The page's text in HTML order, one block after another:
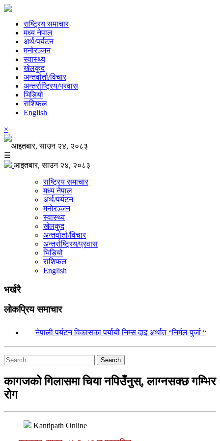
राष्ट्रिय समाचार
मध्य नेपाल
अर्थ/पर्यटन
मनोरञ्जन
स्वास्थ्य
खेलकुद
अन्तर्वार्ता/विचार
अन्तर्राष्ट्रिय/प्रवास
भिडियो
राशिफल
English
×
आइतबार, साउन २४, २०८३
☰
आइतबार, साउन २४, २०८३
राष्ट्रिय समाचार
मध्य नेपाल
अर्थ/पर्यटन
मनोरञ्जन
स्वास्थ्य
खेलकुद
अन्तर्वार्ता/विचार
अन्तर्राष्ट्रिय/प्रवास
भिडियो
राशिफल
English
भर्खरै
लोकप्रिय समाचार
नेपाली पर्यटन विकासका पर्यायी निम्स दाइ अर्थात “निर्मल पुर्जा “
Search
कागजको गिलासमा चिया नपिउँनुस्, लाग्नसक्छ गम्भिर
रोग
Kantipath Online